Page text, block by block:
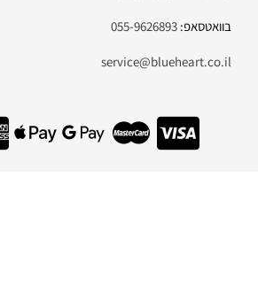
בוואטסאפ: 055-9626893
service@blueheart.co.il